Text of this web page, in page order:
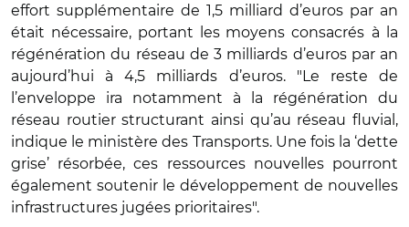
effort supplémentaire de 1,5 milliard d’euros par an
était nécessaire, portant les moyens consacrés à la
régénération du réseau de 3 milliards d’euros par an
aujourd’hui à 4,5 milliards d’euros. "Le reste de
l’enveloppe ira notamment à la régénération du
réseau routier structurant ainsi qu’au réseau fluvial,
indique le ministère des Transports. Une fois la ‘dette
grise’ résorbée, ces ressources nouvelles pourront
également soutenir le développement de nouvelles
infrastructures jugées prioritaires".